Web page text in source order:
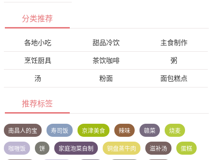
分类推荐
各地小吃 甜品冷饮 主食制作
烹饪厨具 茶饮咖啡 粥
汤 粉面 面包糕点
推荐标签
南昌人的宝 寿司饭 京津美食 辣味 赣菜 烧麦
咖喱饭 饼 家庭泡菜自制 铜盘蒸牛肉 滋补汤 蛋糕